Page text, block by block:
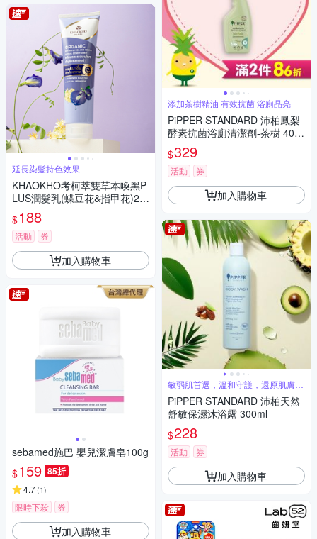
延長染髮持色效果
KHAOKHO考柯萃雙草本喚黑P
LUS潤髮乳(蝶豆花&指甲花)28
0ml
$188
活動 券
加入購物車
sebamed施巴 嬰兒潔膚皂100g
$159 85折
4.7(1)
限時下殺 券
加入購物車
添加茶樹精油 有效抗菌 浴廁晶亮
PiPPER STANDARD 沛柏鳳梨
酵素抗菌浴廁清潔劑-茶樹 400
ml
$329
活動 券
加入購物車
敏弱肌首選，溫和守護，還原肌膚純
淨健康
PiPPER STANDARD 沛柏天然
舒敏保濕沐浴露 300ml
$228
活動 券
加入購物車